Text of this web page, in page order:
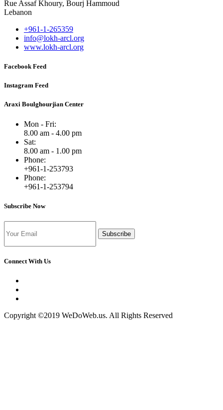
Rue Assaf Khoury, Bourj Hammoud
Lebanon
+961-1-265359
info@lokh-arcl.org
www.lokh-arcl.org
Facebook Feed
Instagram Feed
Araxi Boulghourjian Center
Mon - Fri:
8.00 am - 4.00 pm
Sat:
8.00 am - 1.00 pm
Phone:
+961-1-253793
Phone:
+961-1-253794
Subscribe Now
Subscribe
Connect With Us
Copyright ©2019 WeDoWeb.us. All Rights Reserved